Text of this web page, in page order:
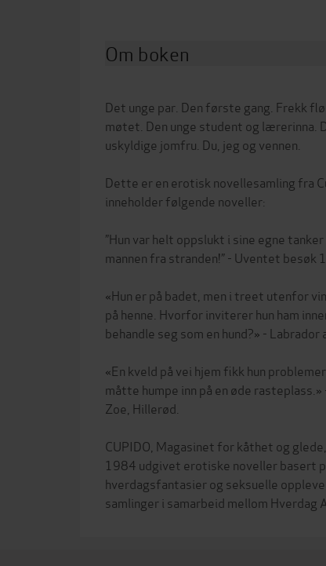
Om boken
Det unge par. Den første gang. Frekk
møtet. Den unge student og lærerinna.
uskyldige jomfru. Du, jeg og vennen.
Dette er en erotisk novellesamling fra
inneholder følgende noveller:
”Hun var helt oppslukt i sine egne
mannen fra stranden!” - Uventet besøk
«Hun er på badet, men i treet utenfor
på henne. Hvorfor inviterer hun ham
behandle seg som en hund?» - Labrador
«En kveld på vei hjem fikk hun
måtte humpe inn på en øde
Zoe, Hillerød.
CUPIDO, Magasinet for kåthet og
1984 udgivet erotiske noveller basert
hverdagsfantasier og seksuelle